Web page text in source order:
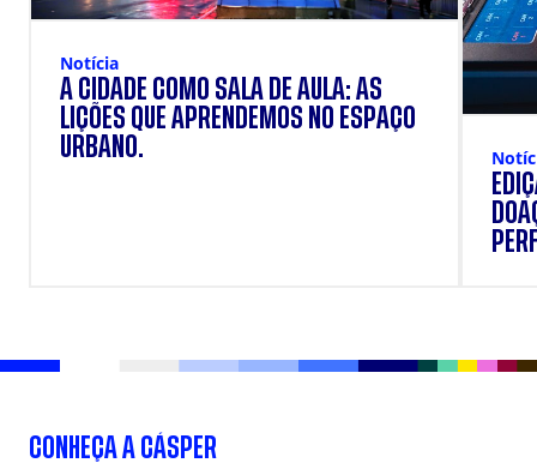
Notícia
A CIDADE COMO SALA DE AULA: AS
LIÇÕES QUE APRENDEMOS NO ESPAÇO
URBANO.
CONHEÇA A CÁSPER